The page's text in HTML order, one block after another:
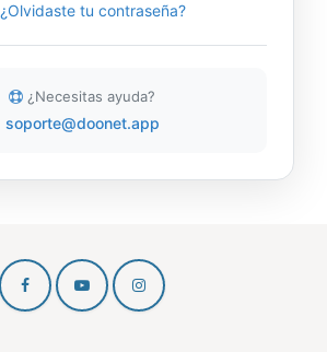
¿Olvidaste tu contraseña?
¿Necesitas ayuda?
soporte@doonet.app